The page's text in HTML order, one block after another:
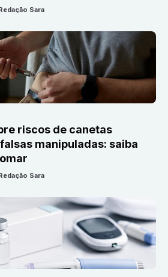
Sara
riscos de canetas
manipuladas: saiba
Sara